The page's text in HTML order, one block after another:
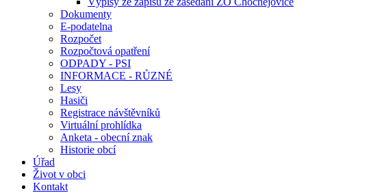
Dokumenty
E-podatelna
Rozpočet
Rozpočtová opatření
ODPADY - PSI
INFORMACE - RŮZNÉ
Lesy
Hasiči
Registrace návštěvníků
Virtuální prohlídka
Anketa - obecní znak
Historie obcí
Úřad
Život v obci
Kontakt